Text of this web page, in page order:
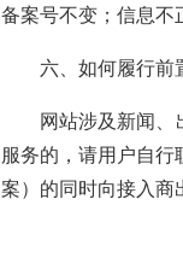
备案号不变；信息不
六、如何履行前
网站涉及新闻
服务的，请用户自
案）的同时向接入商